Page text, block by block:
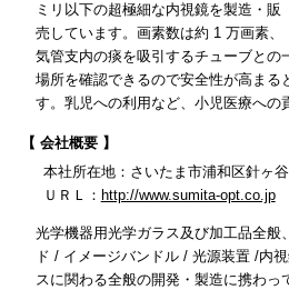
ミリ以下の超極細な内視鏡を製造・販
売しています。画素数は約 1 万画素、
気管支内の痰を吸引するチューブとの
場所を確認できるので安全性が高まる
す。乳児への利用など、小児医療への
【 会社概要 】
本社所在地：さいたま市浦和区針ヶ
ＵＲＬ： http://www.sumita-opt.co.jp
光学機器用光学ガラス及び加工品全般
ド / イメージバンドル / 光源装置 /内
スに関わる全般の開発・製造に携わっ